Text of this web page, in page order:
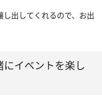
出してくれるので、お出
イベントを楽し